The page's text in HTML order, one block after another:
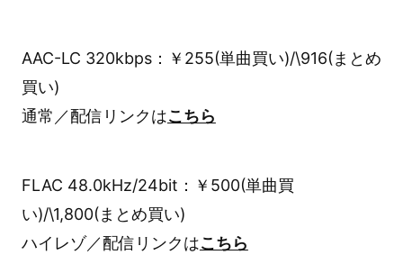
AAC-LC 320kbps：￥255(単曲買い)/\916(まとめ
買い)
通常／配信リンクはこちら
FLAC 48.0kHz/24bit：￥500(単曲買
い)/\1,800(まとめ買い)
ハイレゾ／配信リンクはこちら